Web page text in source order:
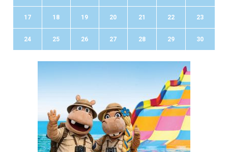
17 18 19 20 21 22 23
24 25 26 27 28 29 30